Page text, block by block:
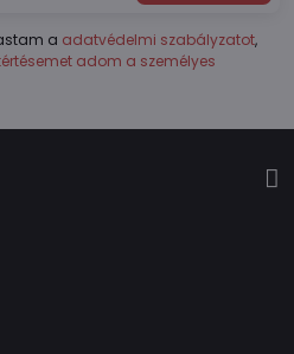
a adatvédelmi szabályzatot,
adom a személyes